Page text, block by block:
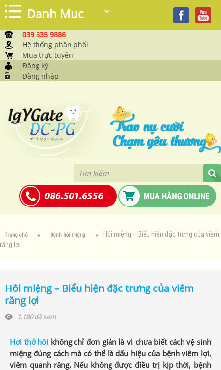
039 535 9886
Hệ thống phân phối
Mua trực tuyến
Đăng ký
Đăng nhập
Trang chủ Bệnh hôi miệng
Hôi miệng – Biểu hiện đặc trưng của viêm
răng lợi
Hôi miệng – Biểu hiện đặc trưng của viêm
răng lợi
1.180 đã xem
Hơi thở hôi không chỉ đơn giản là vì chưa biết cách vệ sinh
miệng đúng cách mà có thể là dấu hiệu của bệnh viêm lợi,
viêm quanh răng. Nếu không được điều trị kịp thời, bệnh